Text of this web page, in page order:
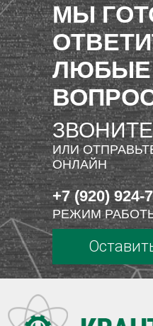
МЫ
ИЛИ
ОНЛАЙН
+7 (920) 924-
РЕЖИМ